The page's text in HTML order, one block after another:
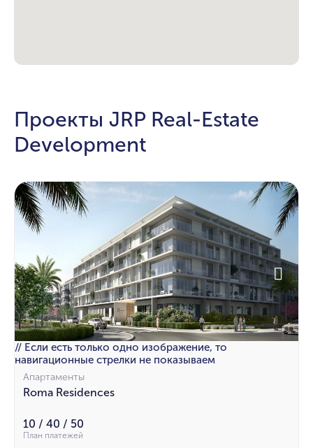
Проекты JRP Real-Estate
Development
// Если есть только одно изображение, то
навигационные стрелки не показываем
Апартаменты
Roma Residences
10 / 40 / 50
План платежей